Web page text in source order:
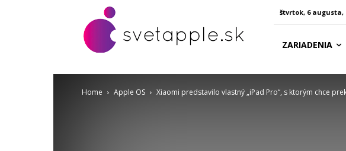
štvrtok, 6 augusta,
ZARIADENIA
Home Apple OS Xiaomi predstavilo vlastný „iPad Pro“, s ktorým chce